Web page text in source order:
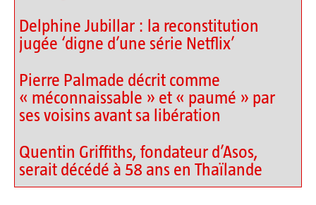
Delphine Jubillar : la reconstitution
jugée ‘digne d’une série Netflix’
Pierre Palmade décrit comme
« méconnaissable » et « paumé » par
ses voisins avant sa libération
Quentin Griffiths, fondateur d’Asos,
serait décédé à 58 ans en Thaïlande